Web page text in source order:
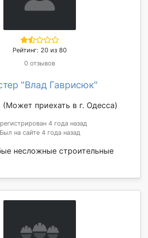
Рейтинг: 20 из 80
0 отзывов
"Влад Гаврисюк"
(Может приехать в г. Одесса)
4 года назад
Был на сайте 4 года назад
несложные строительные